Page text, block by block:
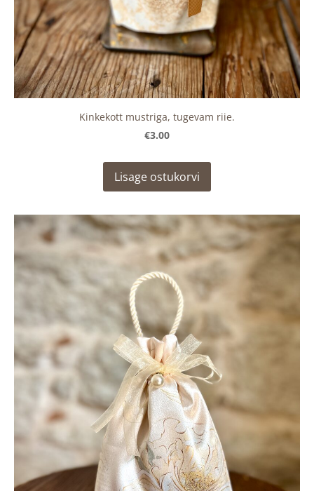
Kinkekott mustriga, tugevam riie.
€3.00
Lisage ostukorvi